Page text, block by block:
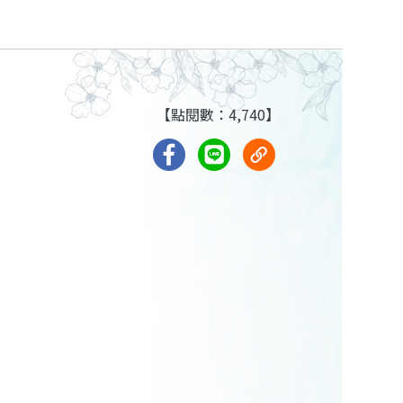
【點閱數：4,740】